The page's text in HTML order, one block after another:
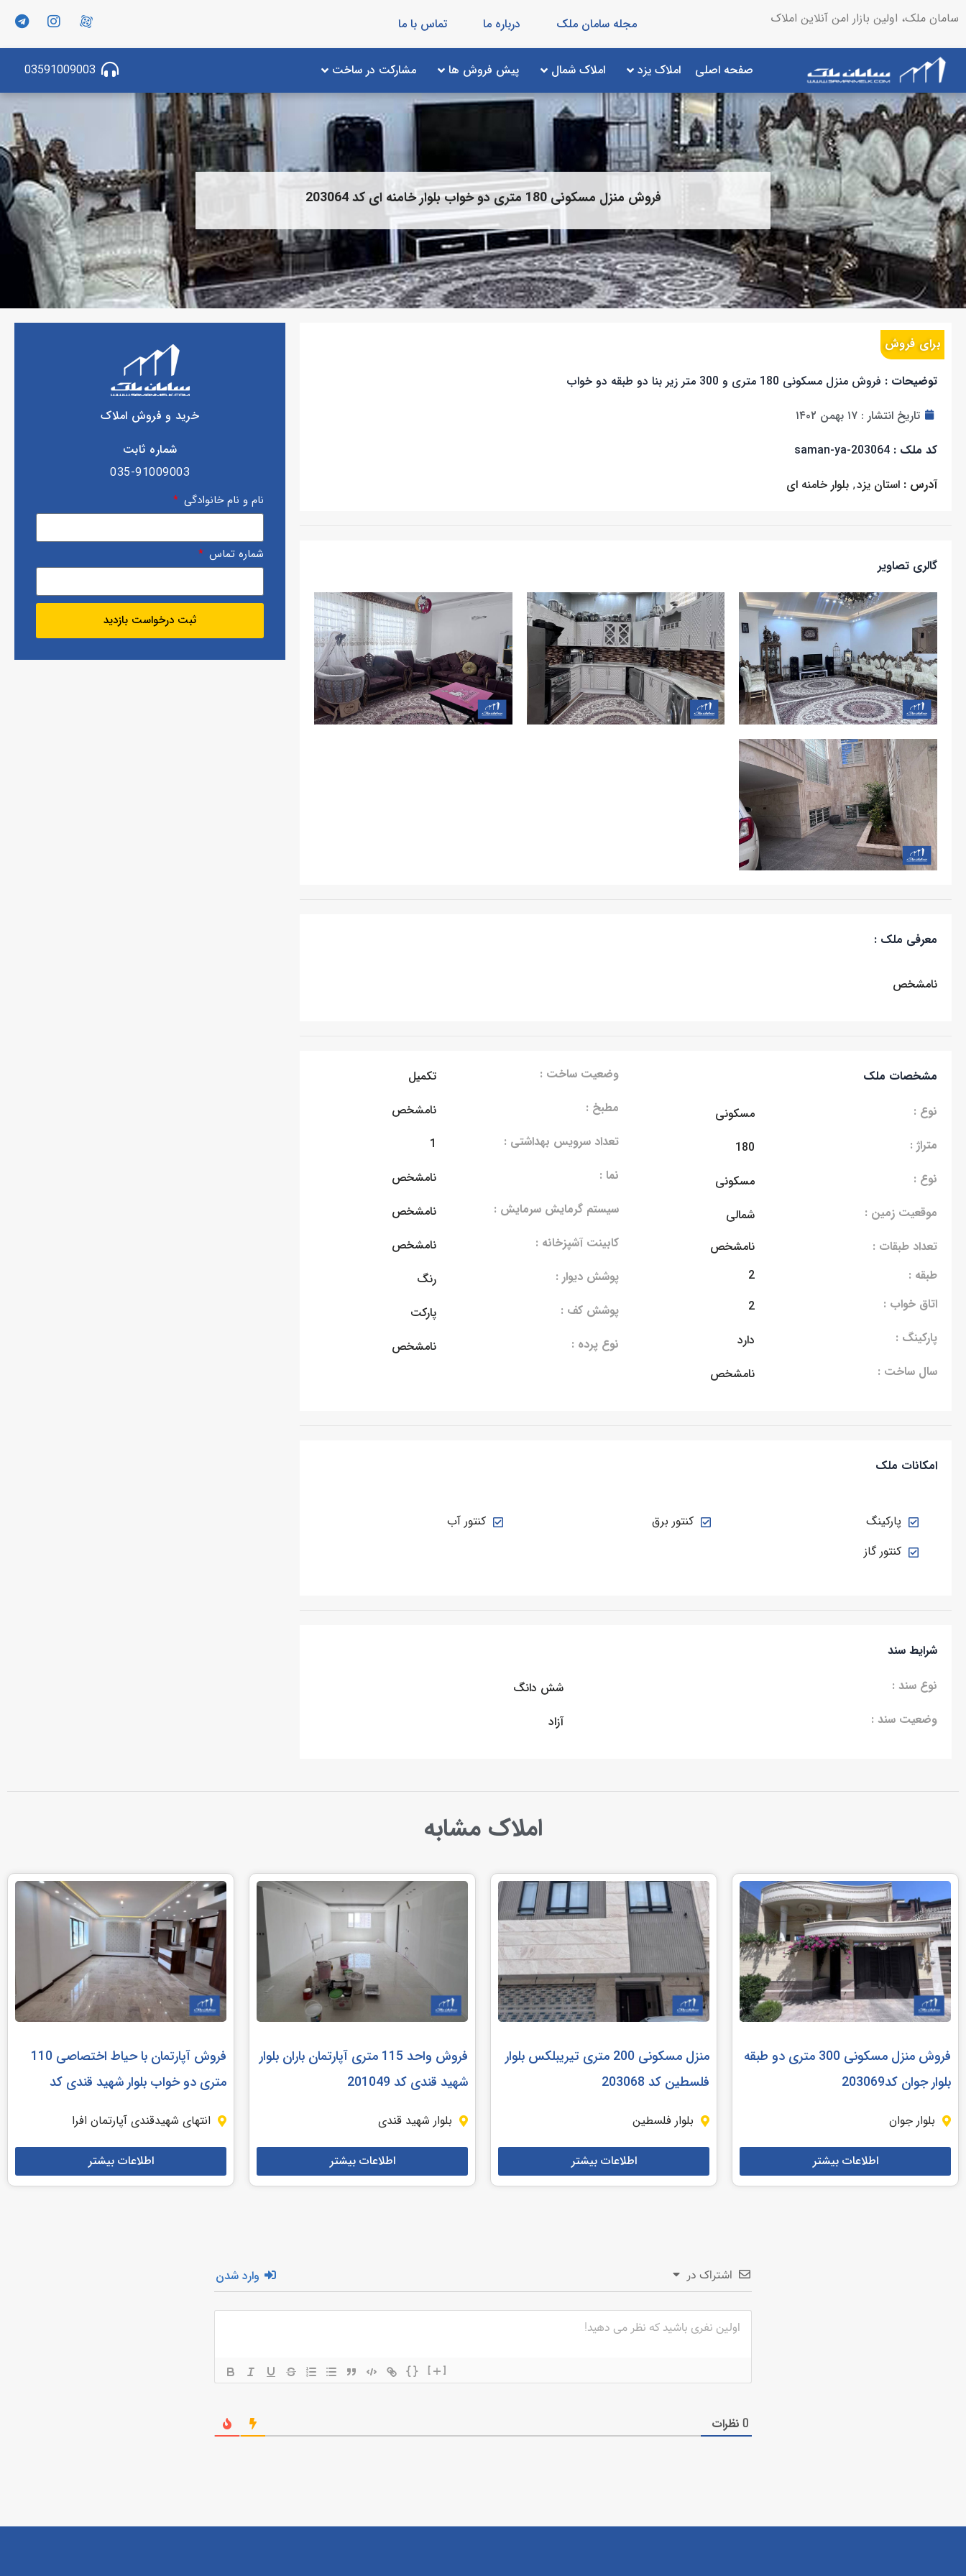
سامان ملک، اولین بازار امن آنلاین املاک مجله سامان ملک درباره ما تماس با ما
صفحه اصلی املاک یزد املاک شمال پیش فروش ها مشارکت در ساخت 03591009003
فروش منزل مسکونی 180 متری دو خواب بلوار خامنه ای کد 203064
برای فروش
توضیحات : فروش منزل مسکونی 180 متری و 300 متر زیر بنا دو طبقه دو خواب
تاریخ انتشار : ۱۷ بهمن ۱۴۰۲
کد ملک : saman-ya-203064
آدرس : استان یزد, بلوار خامنه ای
گالری تصاویر
معرفی ملک :
نامشخص
مشخصات ملک
نوع :
مسکونی
متراژ :
180
نوع :
مسکونی
موقعیت زمین :
شمالی
تعداد طبقات :
نامشخص
طبقه :
2
اتاق خواب :
2
پارکینگ :
دارد
سال ساخت :
نامشخص
وضعیت ساخت :
تکمیل
مطبخ :
نامشخص
تعداد سرویس بهداشتی :
1
نما :
نامشخص
سیستم گرمایش سرمایش :
نامشخص
کابینت آشپزخانه :
نامشخص
پوشش دیوار :
رنگ
پوشش کف :
پارکت
نوع پرده :
نامشخص
امکانات ملک
پارکینگ کنتور برق
کنتور آب
کنتور گاز
شرایط سند
نوع سند :
شش دانگ
وضعیت سند :
آزاد
خرید و فروش املاک
شماره ثابت
035-91009003
نام و نام خانوادگی
شماره تماس
ثبت درخواست بازدید
املاک مشابه
فروش منزل مسکونی 300 متری دو طبقه
بلوار جوان کد203069
بلوار جوان
اطلاعات بیشتر
منزل مسکونی 200 متری تیریبلکس بلوار
فلسطین کد 203068
بلوار فلسطین
اطلاعات بیشتر
فروش واحد 115 متری آپارتمان باران بلوار
شهید قندی کد 201049
بلوار شهید قندی
اطلاعات بیشتر
فروش آپارتمان با حیاط اختصاصی 110
متری دو خواب بلوار شهید قندی کد
انتهای شهیدقندی آپارتمان افرا
اطلاعات بیشتر
اشتراک در وارد شدن
{} [+]
0نظرات